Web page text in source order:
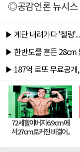
◎공감언론 뉴시스